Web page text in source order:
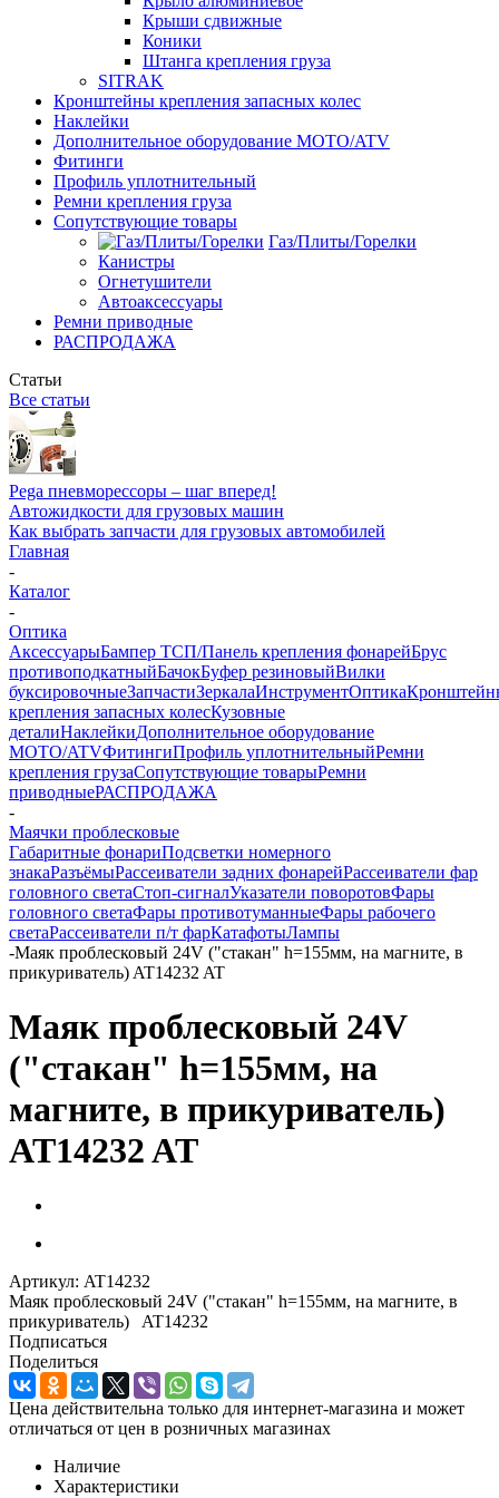
Крыши сдвижные
Коники
Штанга крепления груза
SITRAK
Кронштейны крепления запасных колес
Наклейки
Дополнительное оборудование MOTO/ATV
Фитинги
Профиль уплотнительный
Ремни крепления груза
Сопутствующие товары
Газ/Плиты/Горелки
Канистры
Огнетушители
Автоаксессуары
Ремни приводные
РАСПРОДАЖА
Статьи
Все статьи
Pega пневморессоры – шаг вперед!
Автожидкости для грузовых машин
Как выбрать запчасти для грузовых автомобилей
Главная
-
Каталог
-
Оптика
АксессуарыБампер ТСП/Панель крепления фонарейБрус
противоподкатныйБачокБуфер резиновыйВилки
буксировочныеЗапчастиЗеркалаИнструментОптика
крепления запасных колесКузовные
деталиНаклейкиДополнительное оборудование
MOTO/ATVФитингиПрофиль уплотнительныйРемни
крепления грузаСопутствующие товарыРемни
приводныеРАСПРОДАЖА
-
Маячки проблесковые
Габаритные фонариПодсветки номерного
знакаРазъёмыРассеиватели задних фонарейРассеиватели фар
головного светаСтоп-сигналУказатели поворотовФары
головного светаФары противотуманныеФары рабочего
светаРассеиватели п/т фарКатафотыЛампы
-Маяк проблесковый 24V ("стакан" h=155мм, на магните, в
прикуриватель) AT14232 AT
Маяк проблесковый 24V
("стакан" h=155мм, на
магните, в прикуриватель)
AT14232 AT
Артикул: AT14232
Маяк проблесковый 24V ("стакан" h=155мм, на магните, в
прикуриватель) AT14232
Подписаться
Поделиться
Цена действительна только для интернет-магазина и может
отличаться от цен в розничных магазинах
Наличие
Характеристики